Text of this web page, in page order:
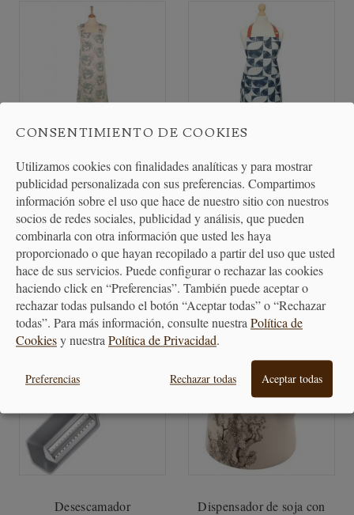
Delantal de Cocina Cangrejos
18,80 €
Delantal de Cocina Causeway
Geo algodón
22,95 €
Desescamador
Dispensador de soja con
CONSENTIMIENTO DE COOKIES
Utilizamos cookies con finalidades analíticas y para mostrar
publicidad personalizada con sus preferencias. Compartimos
información sobre el uso que hace de nuestro sitio con nuestros
socios de redes sociales, publicidad y análisis, que pueden
combinarla con otra información que usted les haya
proporcionado o que hayan recopilado a partir del uso que usted
hace de sus servicios. Puede configurar o rechazar las cookies
haciendo click en “Preferencias”. También puede aceptar o
rechazar todas pulsando el botón “Aceptar todas” o “Rechazar
todas”. Para más información, consulte nuestra Política de
Cookiesy nuestra Política de Privacidad.
Preferencias Rechazar todas Aceptar todas